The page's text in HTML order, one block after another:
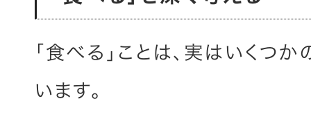
「食べる」ことは、実はいくつ
います。